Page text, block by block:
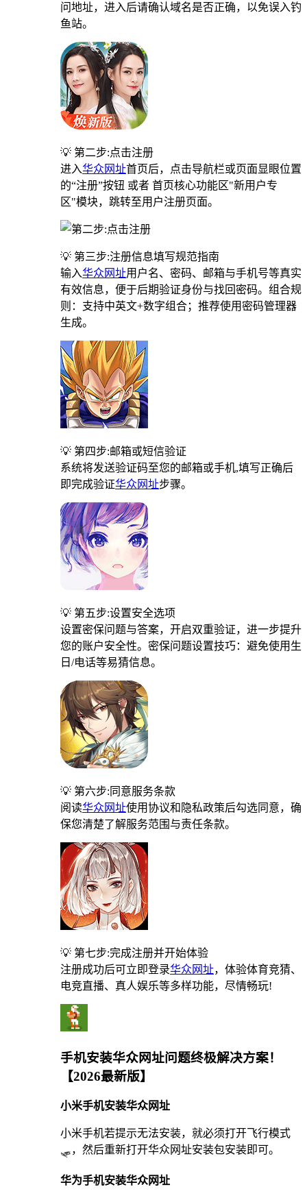
问地址，进入后请确认域名是否正确，以免误入钓
鱼站。
💡 第二步:点击注册
进入华众网址首页后，点击导航栏或页面显眼位置
的“注册”按钮 或者 首页核心功能区"新用户专
区"模块，跳转至用户注册页面。
💡 第三步:注册信息填写规范指南
输入华众网址用户名、密码、邮箱与手机号等真实
有效信息，便于后期验证身份与找回密码。组合规
则：支持中英文+数字组合；推荐使用密码管理器
生成。
💡 第四步:邮箱或短信验证
系统将发送验证码至您的邮箱或手机,填写正确后
即完成验证华众网址步骤。
💡 第五步:设置安全选项
设置密保问题与答案，开启双重验证，进一步提升
您的账户安全性。密保问题设置技巧：避免使用生
日/电话等易猜信息。
💡 第六步:同意服务条款
阅读华众网址使用协议和隐私政策后勾选同意，确
保您清楚了解服务范围与责任条款。
💡 第七步:完成注册并开始体验
注册成功后可立即登录华众网址，体验体育竞猜、
电竞直播、真人娱乐等多样功能，尽情畅玩!
手机安装华众网址问题终极解决方案！
【2026最新版】
小米手机安装华众网址
小米手机若提示无法安装，就必须打开飞行模式
🛷，然后重新打开华众网址安装包安装即可。
华为手机安装华众网址